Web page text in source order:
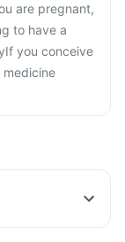
are pregnant,
to have a
If you conceive